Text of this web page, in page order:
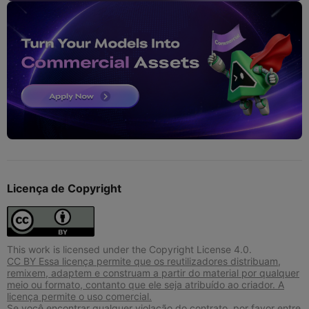
Licença de Copyright
This work is licensed under the Copyright License 4.0.
CC BY Essa licença permite que os reutilizadores distribuam,
remixem, adaptem e construam a partir do material por qualquer
meio ou formato, contanto que ele seja atribuído ao criador. A
licença permite o uso comercial.